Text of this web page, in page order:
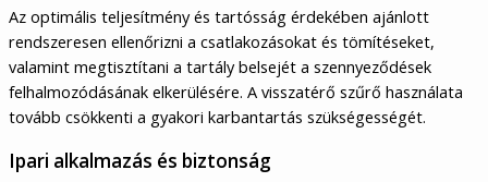
Az optimális teljesítmény és tartósság érdekében ajánlott
rendszeresen ellenőrizni a csatlakozásokat és tömítéseket,
valamint megtisztítani a tartály belsejét a szennyeződések
felhalmozódásának elkerülésére. A visszatérő szűrő használata
tovább csökkenti a gyakori karbantartás szükségességét.
Ipari alkalmazás és biztonság